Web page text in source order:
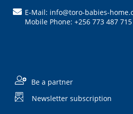
E-Mail: info@toro-babies-
Mobile Phone: +256 773 487 715
Be a partner
Newsletter subscription